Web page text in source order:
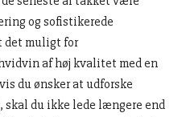
og sofistikerede
det muligt for
af høj kvalitet med en
du ønsker at udforske
skal du ikke lede længere end